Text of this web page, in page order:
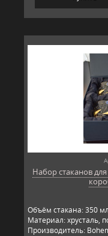
Набор стаканов
Объём стакана: 350
Материал: хрусталь,
Производитель: